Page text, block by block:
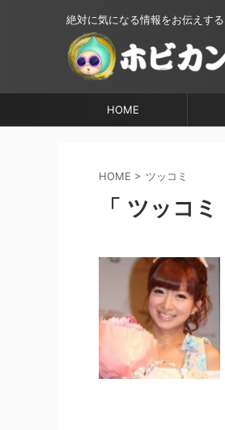
絶対に気になる情報をお伝えす
HOME
HOME > ツッコミ
「 ツッコ